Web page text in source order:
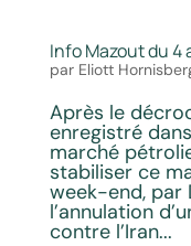
Info Mazout du 4
par Eliott
Après le
enregistré
marché
stabiliser ce
week-end, par
l’annulation
contre l’Iran...